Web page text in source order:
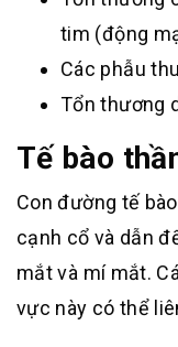
tim (động
Các phẫu
Tổn thương
Tế bào
Con đường tế
cạnh cổ và dẫn
mắt và mí mắt.
vực này có thể